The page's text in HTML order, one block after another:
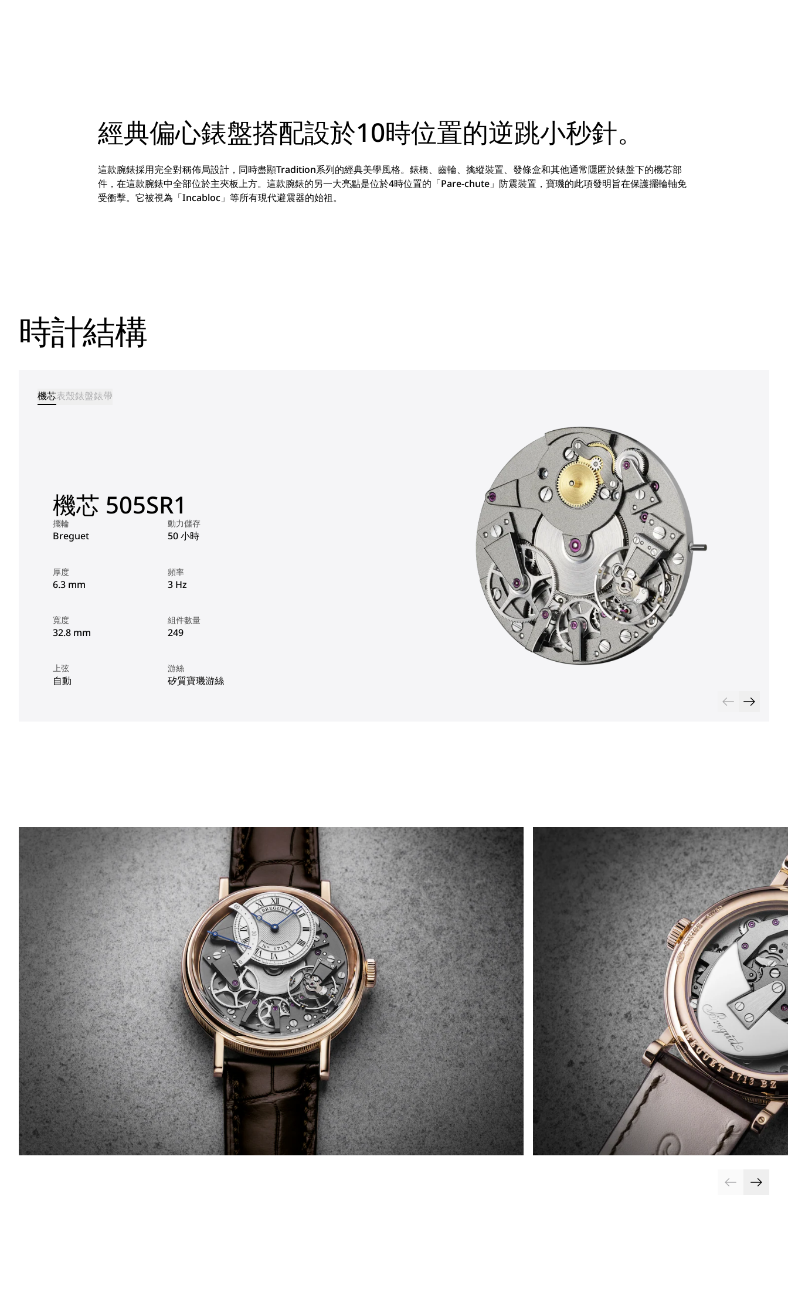
經典偏心錶盤搭配設於10時位置的逆跳小秒針。
這款腕錶採用完全對稱佈局設計，同時盡顯Tradition系列的經典美學風格。錶橋、齒輪、擒縱裝置、發條盒和其他通常隱匿於錶盤下的機芯部
件，在這款腕錶中全部位於主夾板上方。這款腕錶的另一大亮點是位於4時位置的「Pare-chute」防震裝置，寶璣的此項發明旨在保護擺輪軸免
受衝擊。它被視為「Incabloc」等所有現代避震器的始祖。
時計結構
機芯表殼錶盤錶帶
機芯 505SR1
擺輪
Breguet
動力儲存
50 小時
厚度
6.3 mm
頻率
3 Hz
寬度
32.8 mm
組件數量
249
上弦
自動
游絲
矽質寶璣游絲